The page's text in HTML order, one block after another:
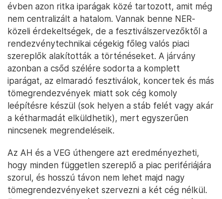
évben azon ritka iparágak közé tartozott, amit még
nem centralizált a hatalom. Vannak benne NER-
közeli érdekeltségek, de a fesztiválszervezőktől a
rendezvénytechnikai cégekig főleg valós piaci
szereplők alakították a történéseket. A járvány
azonban a csőd szélére sodorta a komplett
iparágat, az elmaradó fesztiválok, koncertek és más
tömegrendezvények miatt sok cég komoly
leépítésre készül (sok helyen a stáb felét vagy akár
a kétharmadát elküldhetik), mert egyszerűen
nincsenek megrendeléseik.
Az AH és a VEG úthengere azt eredményezheti,
hogy minden független szereplő a piac perifériájára
szorul, és hosszú távon nem lehet majd nagy
tömegrendezvényeket szervezni a két cég nélkül.